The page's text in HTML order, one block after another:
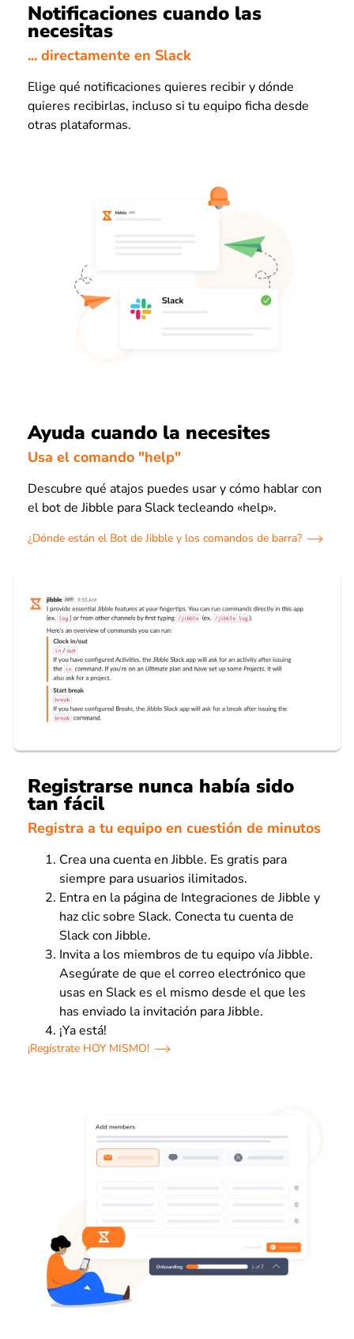
Notificaciones cuando las
necesitas
... directamente en Slack
Elige qué notificaciones quieres recibir y dónde
quieres recibirlas, incluso si tu equipo ficha desde
otras plataformas.
Ayuda cuando la necesites
Usa el comando "help"
Descubre qué atajos puedes usar y cómo hablar con
el bot de Jibble para Slack tecleando «help».
¿Dónde están el Bot de Jibble y los comandos de barra?
Registrarse nunca había sido
tan fácil
Registra a tu equipo en cuestión de minutos
Crea una cuenta en Jibble. Es gratis para
siempre para usuarios ilimitados.
Entra en la página de Integraciones de Jibble y
haz clic sobre Slack. Conecta tu cuenta de
Slack con Jibble.
Invita a los miembros de tu equipo vía Jibble.
Asegúrate de que el correo electrónico que
usas en Slack es el mismo desde el que les
has enviado la invitación para Jibble.
¡Ya está!
¡Regístrate HOY MISMO!